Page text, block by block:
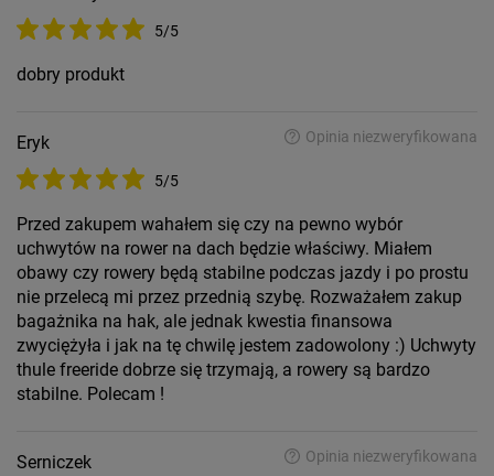
5/5
dobry produkt
Eryk
5/5
Opinia niezweryfikowana
Przed zakupem wahałem się czy na pewno wybór
uchwytów na rower na dach będzie właściwy. Miałem
obawy czy rowery będą stabilne podczas jazdy i po prostu
nie przelecą mi przez przednią szybę. Rozważałem zakup
bagażnika na hak, ale jednak kwestia finansowa
zwyciężyła i jak na tę chwilę jestem zadowolony :) Uchwyty
thule freeride dobrze się trzymają, a rowery są bardzo
stabilne. Polecam !
Serniczek Opinia niezweryfikowana